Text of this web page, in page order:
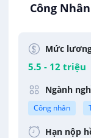
Công
Mức
5.5 - 12 triệu
Ngành
Công nhân
Hạn nộp